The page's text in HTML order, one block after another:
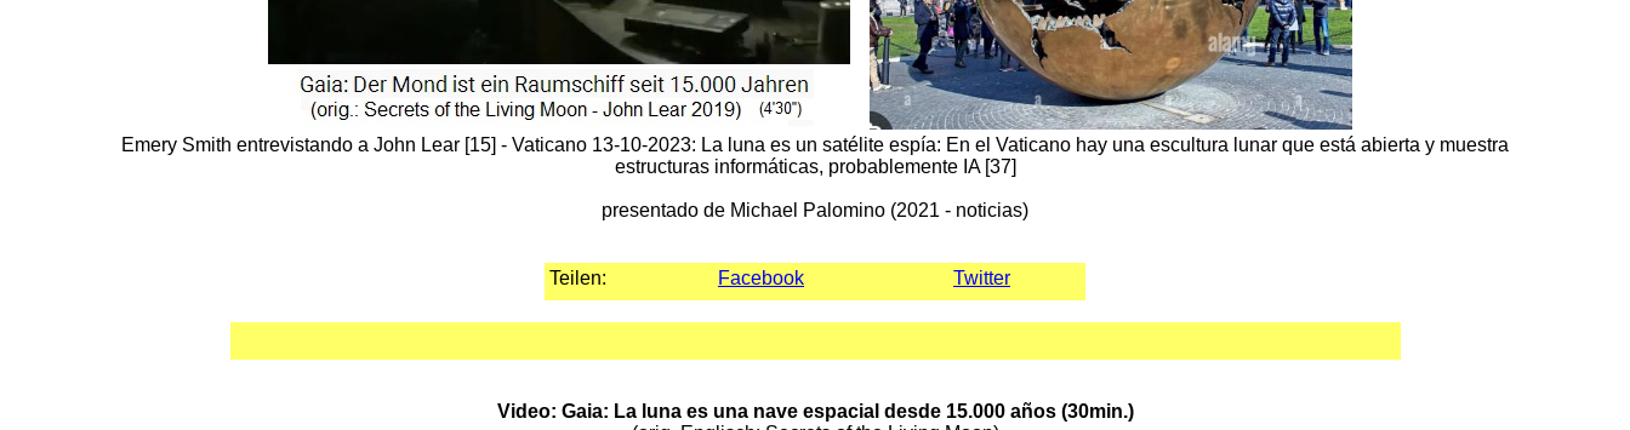
Emery Smith entrevistando a John Lear [15] - Vaticano 13-10-2023: La luna es un satélite espía: En el Vaticano hay una escultura lunar que está abierta y muestra
estructuras informáticas, probablemente IA [37]
presentado de Michael Palomino (2021 - noticias)
Teilen: Facebook Twitter
Video: Gaia: La luna es una nave espacial desde 15.000 años (30min.)